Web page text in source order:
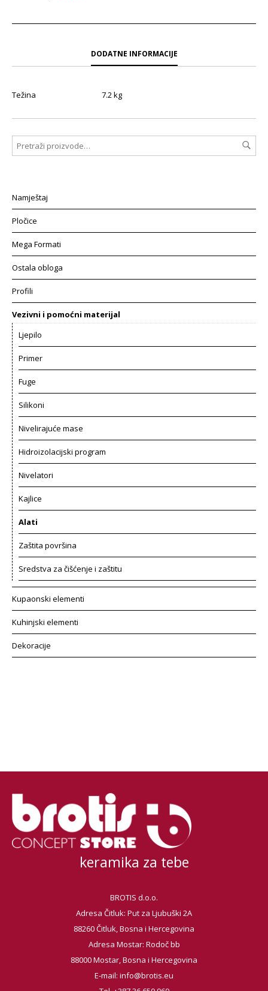
DODATNE INFORMACIJE
Težina 7.2 kg
Namještaj
Pločice
Mega Formati
Ostala obloga
Profili
Vezivni i pomoćni materijal
Ljepilo
Primer
Fuge
Silikoni
Nivelirajuće mase
Hidroizolacijski program
Nivelatori
Kajlice
Alati
Zaštita površina
Sredstva za čišćenje i zaštitu
Kupaonski elementi
Kuhinjski elementi
Dekoracije
keramika za tebe
BROTIS d.o.o.
Adresa Čitluk: Put za Ljubuški 2A
88260 Čitluk, Bosna i Hercegovina
Adresa Mostar: Rodoč bb
88000 Mostar, Bosna i Hercegovina
E-mail: info@brotis.eu